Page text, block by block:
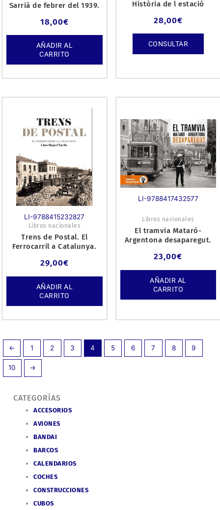
CATEGORÍAS
ACCESORIOS
AVIONES
BANDAI
BARCOS
CALENDARIOS
COCHES
CONSTRUCCIONES
CUBOS
Sarrià de febrer del 1939.
18,00€
AÑADIR AL
CARRITO
Història de l estació
28,00€
CONSULTAR
LI-9788415232827
Libros nacionales
Trens de Postal. El
Ferrocarril a Catalunya.
29,00€
AÑADIR AL
CARRITO
LI-9788417432577
Libros nacionales
El tramvia Mataró-
Argentona desaparegut.
23,00€
AÑADIR AL
CARRITO
← 1 2 3 4 5 6 7 8 9
10 →